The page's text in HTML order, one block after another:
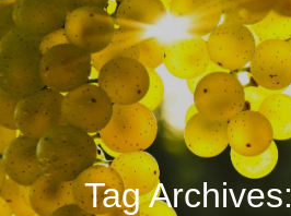
Tag Archives: